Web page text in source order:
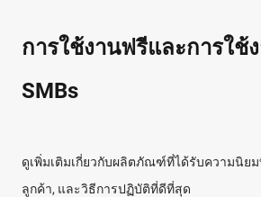
การใช้งานฟรีและการใช้
SMBs
ดูเพิ่มเติมเกี่ยวกับผลิตภัณฑ์ที่ได้รับความนิยม
ลูกค้า, และวิธีการปฏิบัติที่ดีที่สุด